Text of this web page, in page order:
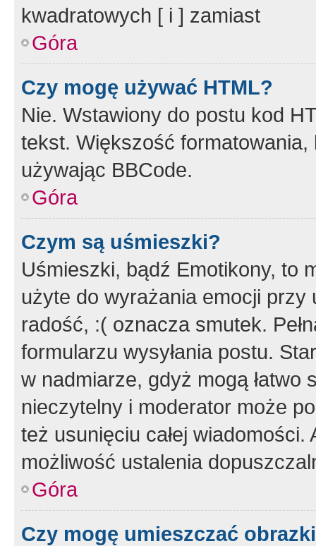
kwadratowych [ i ] zamiast
Góra
Czy mogę używać HTML?
Nie. Wstawiony do postu kod
tekst. Większość
używając BBCode.
Góra
Czym są uśmieszki?
Uśmieszki, bądź Emotikony, to
użyte do wyrażania emocji
radość, :( oznacza smutek.
formularzu wysyłania postu.
w nadmiarze, gdyż mogą
nieczytelny i moderator może
też usunięciu całej
możliwość ustalenia
Góra
Czy mogę umieszczać